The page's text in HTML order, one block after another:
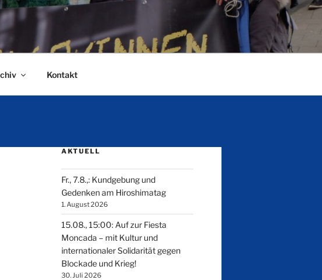
Kontakt
AKTUELL
Fr., 7.8.,: Kundgebung und
Gedenken am Hiroshimatag
1. August 2026
15.08., 15:00: Auf zur Fiesta
Moncada – mit Kultur und
internationaler Solidarität gegen
Blockade und Krieg!
30. Juli 2026